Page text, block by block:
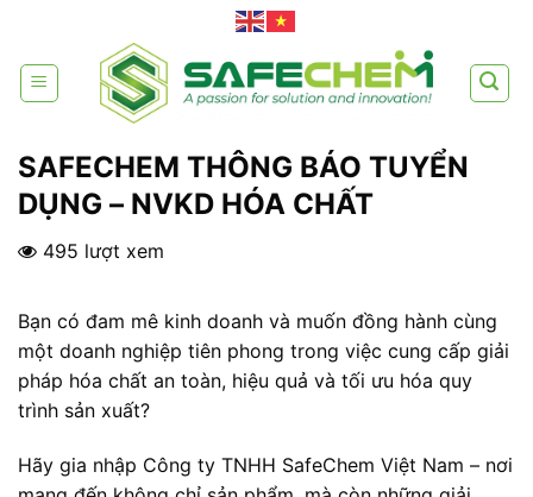
content
SAFECHEM THÔNG BÁO TUYỂN
DỤNG – NVKD HÓA CHẤT
495 lượt xem
Bạn có đam mê kinh doanh và muốn đồng hành cùng
một doanh nghiệp tiên phong trong việc cung cấp giải
pháp hóa chất an toàn, hiệu quả và tối ưu hóa quy
trình sản xuất?
Hãy gia nhập Công ty TNHH SafeChem Việt Nam – nơi